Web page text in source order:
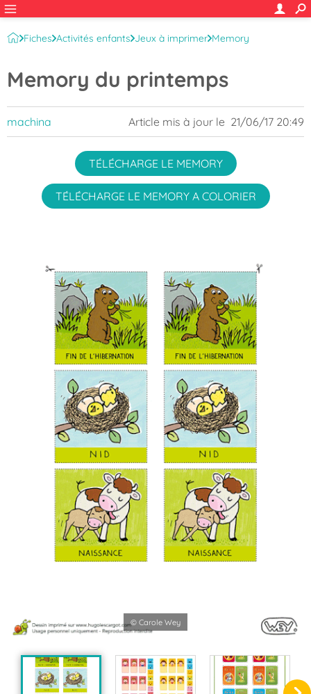
Fiches Activités enfants Jeux à imprimer Memory
Memory du printemps
machina Article mis à jour le 21/06/17 20:49
TÉLÉCHARGE LE MEMORY
TÉLÉCHARGE LE MEMORY A COLORIER
© Carole Wey